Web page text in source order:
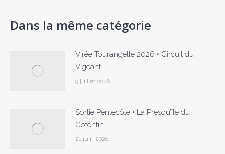
Dans la même catégorie
Virée Tourangelle 2026 • Circuit du
Vigeant
9 juillet 2026
Sortie Pentecôte • La Presqu’île du
Cotentin.
21 juin 2026